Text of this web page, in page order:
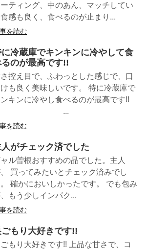
ーティング、中のあん、マッチしてい
感も良く、食べるのが止まり...
を読む
冷蔵庫でキンキンに冷やして食
のが最高です!!
控え目で、ふわっとした感じで、口
も良く美味しいです。 特に冷蔵庫で
キンに冷やし食べるのが最高です!!
を読む
がチェック済でした
ル曽根おすすめの品でした。主人
買ってみたいとチェック済みでし
確かにおいしかったです。 でも包み
もう少しインパク...
を読む
もり大好きです!!
もり大好きです!! 上品な甘さで、コ